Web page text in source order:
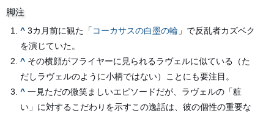
脚注
^ 3カ月前に観た「 コーカサスの白墨の輪 」で反乱者カズベク
を演じていた。
^ その横顔がフライヤーに見られるラヴェルに似ている（た
だしラヴェルのように小柄ではない）ことにも要注目。
^ 一見ただの微笑ましいエピソードだが、ラヴェルの「粧
い」に対するこだわりを示すこの逸話は、彼の個性の重要な